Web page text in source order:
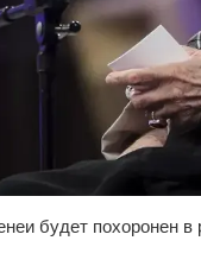
будет похоронен